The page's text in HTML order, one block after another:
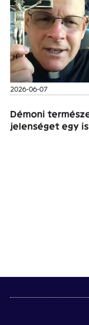
2026-06-07
Démoni
jelenséget egy